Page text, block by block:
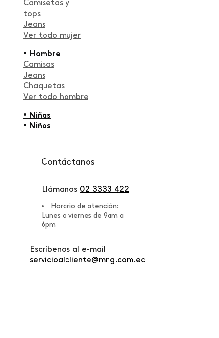
Camisetas y
tops
Jeans
Ver todo mujer
• Hombre
Camisas
Jeans
Chaquetas
Ver todo hombre
• Niñas
• Niños
Contáctanos
Llámanos 02 3333 422
Horario de atención:
Lunes a viernes de 9am a
6pm
Escríbenos al e-mail
servicioalcliente@mng.com.ec